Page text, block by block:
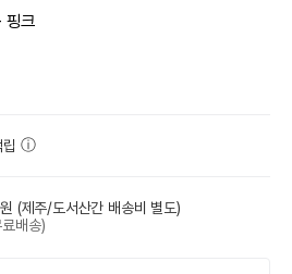
핑크
립
(제주/도서산간 배송비 별도)
배송)